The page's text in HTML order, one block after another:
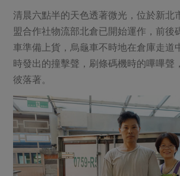
清晨六點半的天色透著微光，位於新北
盟合作社物流部北倉已開始運作，前後
車準備上貨，烏龜車不時地在倉庫走道
時發出的撞擊聲，刷條碼機時的嗶嗶聲
彼落著。